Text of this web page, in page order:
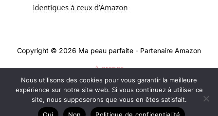
Copyright © 2026 Ma peau parfaite - Partenaire Amazon
A propos
Contact
Mentions légales
Politique de confidentialité
Nous utilisons des cookies pour vous garantir la meilleure
expérience sur notre site web. Si vous continuez à utiliser ce
site, nous supposerons que vous en êtes satisfait.
Oui
Non Politique de confidentialité